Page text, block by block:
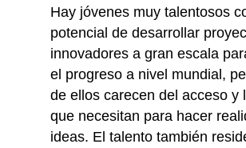
Hay jóvenes muy talentosos
potencial de desarrollar
innovadores a gran escala
el progreso a nivel mundial,
de ellos carecen del acceso y
que necesitan para hacer
ideas. El talento también